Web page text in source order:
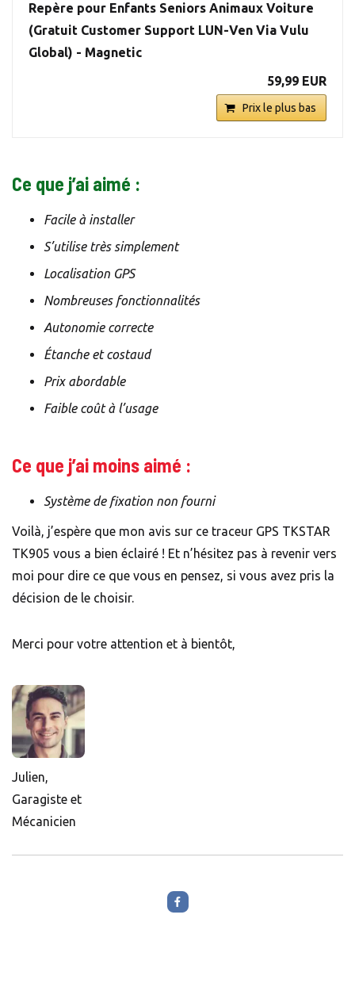
Repère pour Enfants Seniors Animaux Voiture
(Gratuit Customer Support LUN-Ven Via Vulu
Global) - Magnetic
59,99 EUR
Prix le plus bas
Ce que j’ai aimé :
Facile à installer
S’utilise très simplement
Localisation GPS
Nombreuses fonctionnalités
Autonomie correcte
Étanche et costaud
Prix abordable
Faible coût à l’usage
Ce que j’ai moins aimé :
Système de fixation non fourni
Voilà, j’espère que mon avis sur ce traceur GPS TKSTAR
TK905 vous a bien éclairé ! Et n’hésitez pas à revenir vers
moi pour dire ce que vous en pensez, si vous avez pris la
décision de le choisir.
Merci pour votre attention et à bientôt,
Julien,
Garagiste et
Mécanicien